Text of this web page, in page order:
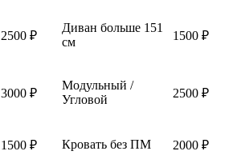
2500 ₽
Диван больше 151
см
1500 ₽
3000 ₽
Модульный /
Угловой
2500 ₽
1500 ₽ Кровать без ПМ 2000 ₽